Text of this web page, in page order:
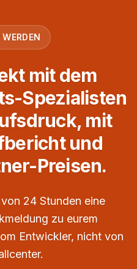
WERDEN
mit dem
Spezialisten
mit
und
Preisen.
24 Stunden eine
zu eurem
Entwickler, nicht von